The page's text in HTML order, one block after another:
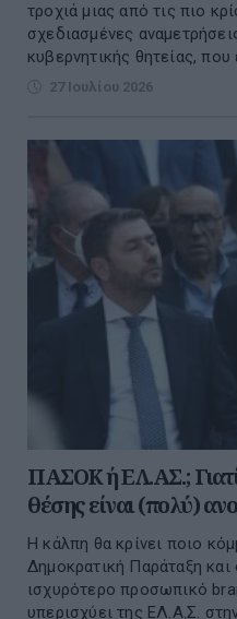
τροχιά μιας από τις πιο
σχεδιασμένες
κυβερνητικής θητείας, που
27 Ιουλίου 2026
ΠΑΣΟΚ ή ΕΛ.ΑΣ.;
θέσης είναι (πολύ)
Η κάλπη θα κρίνει ποιο
Δημοκρατική Παράταξη και
ισχυρότερο προσωπικό
υπερισχύει της ΕΛ.Α.Σ.